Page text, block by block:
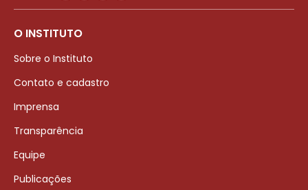
O INSTITUTO
Sobre o Instituto
Contato e cadastro
Imprensa
Transparência
Equipe
Publicações